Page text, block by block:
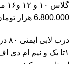
6.800.000 هزار تومان